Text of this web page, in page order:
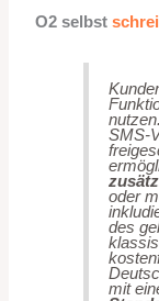
O2 selbst
SMS-
oder
des
mit